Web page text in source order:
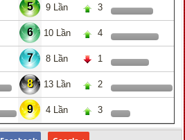
5 9 Lần 3
6 10 Lần 4
7 8 Lần 1
8 13 Lần 2
9 4 Lần 3